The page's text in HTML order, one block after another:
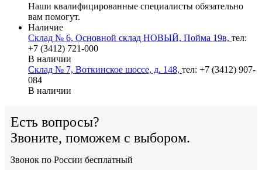
Наши квалифицированные специалисты обязательно
вам помогут.
Наличие
Склад № 6, Основной склад НОВЫЙ, Пойма 19в, тел:
+7 (3412) 721-000
В наличии
Склад № 7, Воткинское шоссе, д. 148, тел: +7 (3412) 907-
084
В наличии
Есть вопросы?
Звоните, поможем с выбором.
Звонок по России бесплатный